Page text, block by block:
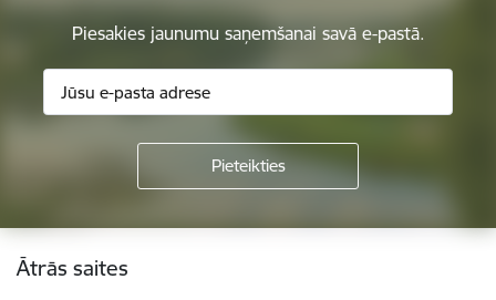
Piesakies jaunumu saņemšanai savā e-pastā.
Kājene
Ātrās saites